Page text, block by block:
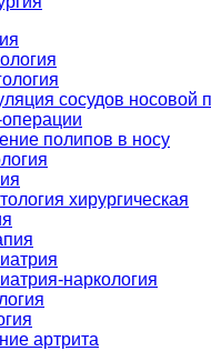
сосудов носовой
полипов в носу
хирургическая
наркология
артрита